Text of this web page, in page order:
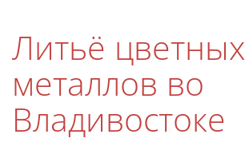
Литьё цветных
металлов во
Владивостоке